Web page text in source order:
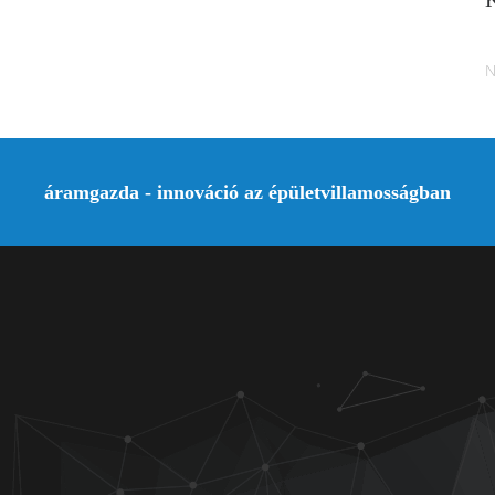
áramgazda - innováció az épületvillamosságban